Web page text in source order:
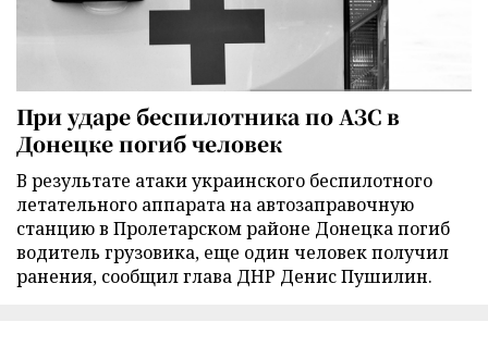
При ударе беспилотника по АЗС в
Донецке погиб человек
В результате атаки украинского беспилотного
летательного аппарата на автозаправочную
станцию в Пролетарском районе Донецка погиб
водитель грузовика, еще один человек получил
ранения, сообщил глава ДНР Денис Пушилин.